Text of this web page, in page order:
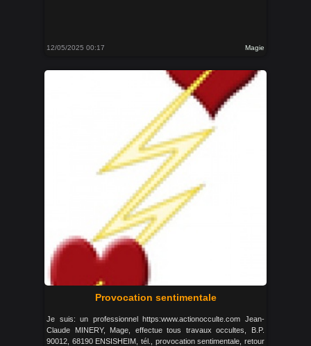
12/05/2025 00:17 Magie
Provocation sentimentale
Je suis: un professionnel https:www.actionocculte.com Jean-
Claude MINERY, Mage, effectue tous travaux occultes, B.P.
90012, 68190 ENSISHEIM, tél., provocation sentimentale, retour